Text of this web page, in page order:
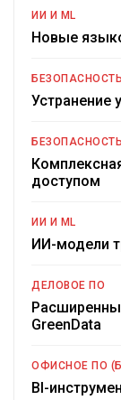
ИИ И ML
Новые
БЕЗОПАСНОСТЬ
Устранение
БЕЗОПАСНОСТЬ
доступом
ИИ И ML
ИИ-модели
ДЕЛОВОЕ ПО
GreenData
ОФИСНОЕ ПО
BI-